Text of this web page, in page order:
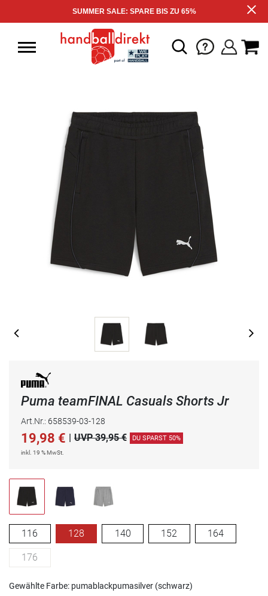
SUMMER SALE: SPARE BIS ZU 65%
Puma teamFINAL Casuals Shorts Jr
Art.Nr.: 658539-03-128
19,98 € UVP 39,95 € DU SPARST 50%
inkl. 19 % MwSt.
116 128 140 152 164
176
Gewählte Farbe: pumablackpumasilver (schwarz)